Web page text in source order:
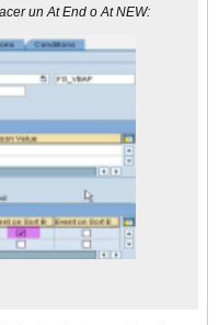
un At End o At NEW: